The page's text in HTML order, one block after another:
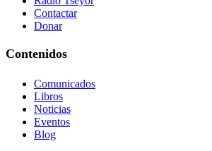
Contactar
Donar
Contenidos
Comunicados
Libros
Noticias
Eventos
Blog